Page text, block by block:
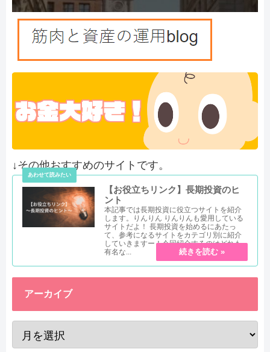
↓その他おすすめのサイトです。
【お役立ちリンク】長期投資のヒ
ント
本記事では長期投資に役立つサイトを紹介
します。りんりん りんりんも愛用している
サイトだよ！ 長期投資を始めるにあたっ
て、参考になるサイトをカテゴリ別に紹介
していきますー！今回紹介するのはどれも
有名な...
アーカイブ